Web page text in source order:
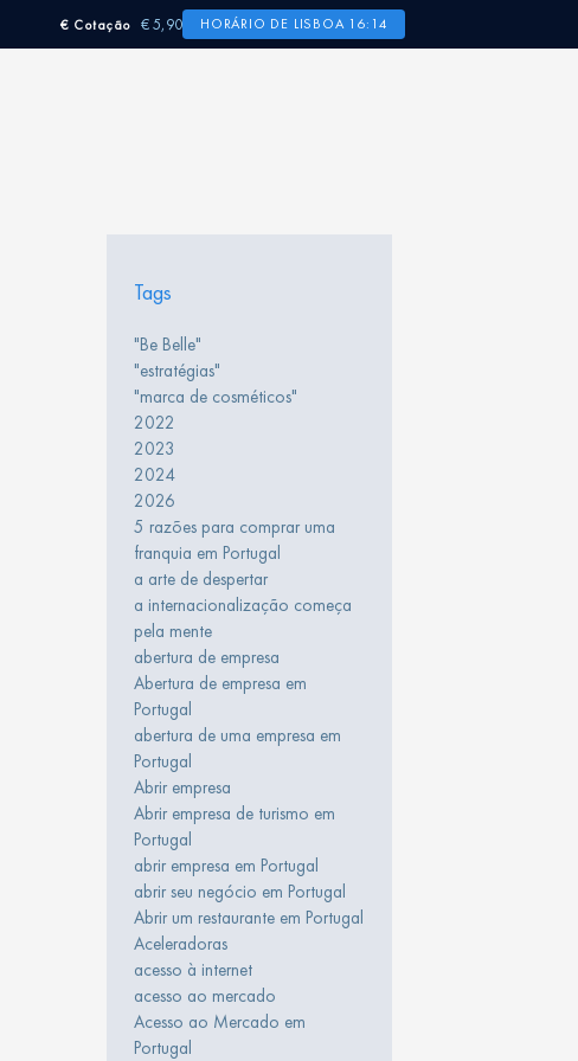
€ Cotação € 5,90 HORÁRIO DE LISBOA 16:14
Tags
"Be Belle"
"estratégias"
"marca de cosméticos"
2022
2023
2024
2026
5 razões para comprar uma
franquia em Portugal
a arte de despertar
a internacionalização começa
pela mente
abertura de empresa
Abertura de empresa em
Portugal
abertura de uma empresa em
Portugal
Abrir empresa
Abrir empresa de turismo em
Portugal
abrir empresa em Portugal
abrir seu negócio em Portugal
Abrir um restaurante em Portugal
Aceleradoras
acesso à internet
acesso ao mercado
Acesso ao Mercado em
Portugal